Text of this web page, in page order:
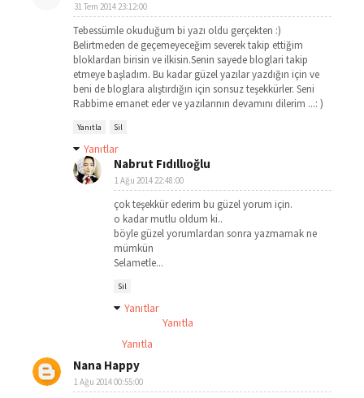
31 Tem 2014 23:12:00
Tebessümle okuduğum bi yazı oldu gerçekten :)
Belirtmeden de geçemeyeceğim severek takip ettiğim
bloklardan birisin ve ilkisin.Senin sayede bloglari takip
etmeye başladım. Bu kadar güzel yazılar yazdığın için ve
beni de bloglara alıştırdığın için sonsuz teşekkürler. Seni
Rabbime emanet eder ve yazılarının devamını dilerim ...: )
Yanıtla Sil
Yanıtlar
Nabrut Fıdıllıoğlu
1 Ağu 2014 22:48:00
çok teşekkür ederim bu güzel yorum için.
o kadar mutlu oldum ki..
böyle güzel yorumlardan sonra yazmamak ne
mümkün
Selametle...
Sil
Yanıtlar
Yanıtla
Yanıtla
Nana Happy
1 Ağu 2014 00:55:00